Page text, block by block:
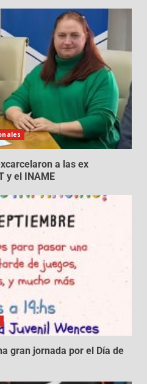
a las ex
y el INAME
gran jornada por el Día de